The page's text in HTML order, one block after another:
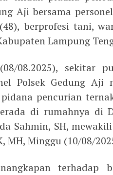
Aji bersama
berprofesi tani,
Lampung
08.2025), sekitar
Polsek Gedung Aji
pencurian
di rumahnya di
Sahmin, SH,
MH, Minggu (10/08/
terhadap